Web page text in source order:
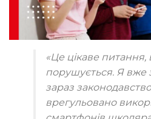
«Це цікаве питання,
порушується. Я вже
зараз
врегульовано